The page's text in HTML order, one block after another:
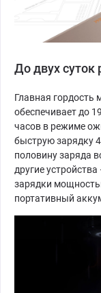
До двух суток
Главная гордость
обеспечивает до
часов в режиме
быструю зарядку
половину заряда
другие
зарядки
портативный